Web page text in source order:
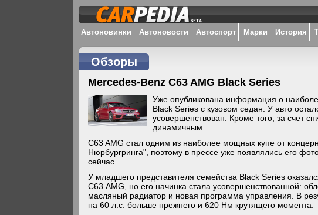
Автоновинки Автоновости Автоспорт Марки История
Обзоры
Mercedes-Benz C63 AMG Black Series
Уже опубликована информация о
Black Series с кузовом седан. У авто
усовершенствован. Кроме того, за счет
динамичным.
C63 AMG стал одним из наиболее мощных купе от
Нюрбургринга", поэтому в прессе уже появлялись его
сейчас.
У младшего представителя семейства Black Series
С63 AMG, но его начинка стала усовершенствованной:
масляный радиатор и новая программа управления. В
на 60 л.с. больше прежнего и 620 Нм крутящего момента.